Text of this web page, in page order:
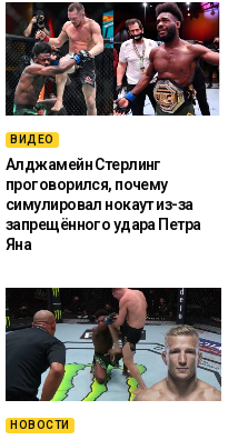
ВИДЕО
Алджамейн Стерлинг
проговорился, почему
симулировал нокаут из-за
запрещённого удара Петра
Яна
НОВОСТИ